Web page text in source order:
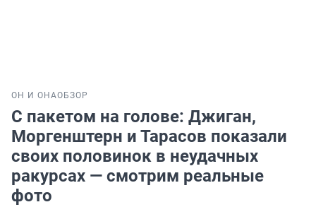
ОН И ОНАОБЗОР
С пакетом на голове: Джиган,
Моргенштерн и Тарасов показали
своих половинок в неудачных
ракурсах — смотрим реальные
фото